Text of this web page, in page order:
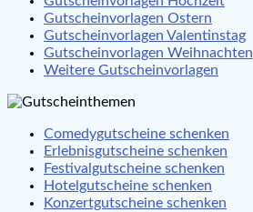
Gutscheinvorlagen Ostern
Gutscheinvorlagen Valentinstag
Gutscheinvorlagen Weihnachten
Weitere Gutscheinvorlagen
Comedygutscheine schenken
Erlebnisgutscheine schenken
Festivalgutscheine schenken
Hotelgutscheine schenken
Konzertgutscheine schenken